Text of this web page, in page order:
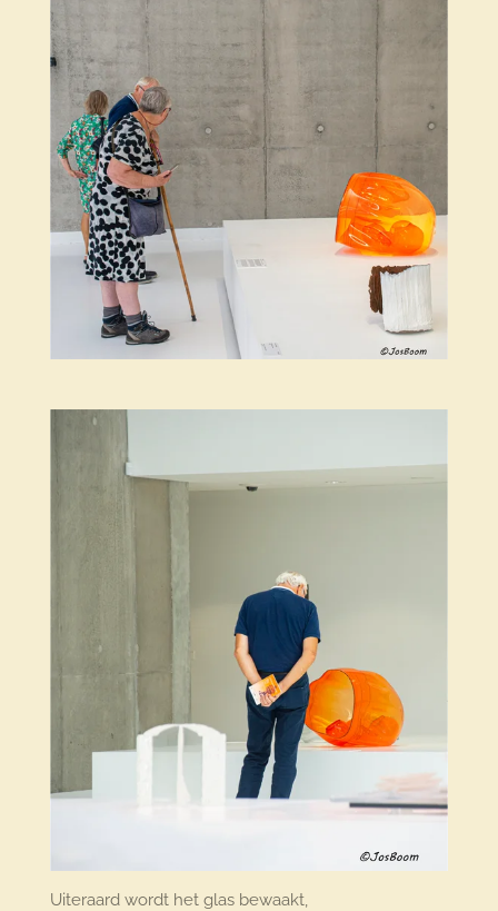
Uiteraard wordt het glas bewaakt,